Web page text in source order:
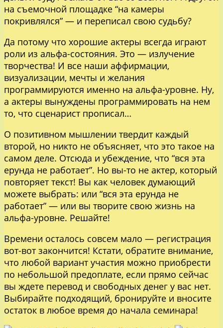
на съемочной площадке “на камеры
покривлялся” — и переписал свою судьбу?
Да потому что хорошие актеры всегда играют
роли из альфа-состояния. Это — излучение
творчества! И все наши аффирмации,
визуализации, мечты и желания
программируются именно на альфа-уровне. Ну,
а актеры вынуждены программировать на нем
то, что сценарист прописал…
О позитивном мышлении твердит каждый
второй, но никто не объясняет, что это такое на
самом деле. Отсюда и убеждение, что “вся эта
ерунда не работает”. Но вы-то не актер, который
повторяет текст! Вы как человек думающий
можете выбрать: или “вся эта ерунда не
работает” — или вы творите свою жизнь на
альфа-уровне. Решайте!
Времени осталось совсем мало — регистрация
вот-вот закончится! Кстати, обратите внимание,
что любой вариант участия можно приобрести
по небольшой предоплате, если прямо сейчас
вы ждете перевод и свободных денег у вас нет.
Выбирайте подходящий, бронируйте и вносите
остаток в любое время до начала семинара!